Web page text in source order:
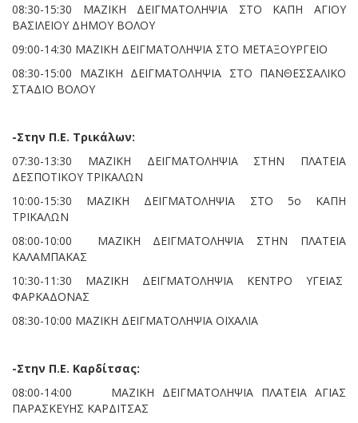
08:30-15:30 ΜΑΖΙΚΗ ΔΕΙΓΜΑΤΟΛΗΨΙΑ ΣΤΟ ΚΑΠΗ ΑΓΙΟΥ
ΒΑΣΙΛΕΙΟΥ ΔΗΜΟΥ ΒΟΛΟΥ
09:00-14:30 ΜΑΖΙΚΗ ΔΕΙΓΜΑΤΟΛΗΨΙΑ ΣΤΟ ΜΕΤΑΞΟΥΡΓΕΙΟ
08:30-15:00 ΜΑΖΙΚΗ ΔΕΙΓΜΑΤΟΛΗΨΙΑ ΣΤΟ ΠΑΝΘΕΣΣΑΛΙΚΟ
ΣΤΑΔΙΟ ΒΟΛΟΥ
-Στην Π.Ε. Τρικάλων:
07:30-13:30 ΜΑΖΙΚΗ ΔΕΙΓΜΑΤΟΛΗΨΙΑ ΣΤΗΝ ΠΛΑΤΕΙΑ
ΔΕΣΠΟΤΙΚΟΥ ΤΡΙΚΑΛΩΝ
10:00-15:30 ΜΑΖΙΚΗ ΔΕΙΓΜΑΤΟΛΗΨΙΑ ΣΤΟ 5ο ΚΑΠΗ
ΤΡΙΚΑΛΩΝ
08:00-10:00 ΜΑΖΙΚΗ ΔΕΙΓΜΑΤΟΛΗΨΙΑ ΣΤΗΝ ΠΛΑΤΕΙΑ
ΚΑΛΑΜΠΑΚΑΣ
10:30-11:30 ΜΑΖΙΚΗ ΔΕΙΓΜΑΤΟΛΗΨΙΑ ΚΕΝΤΡΟ ΥΓΕΙΑΣ
ΦΑΡΚΑΔΟΝΑΣ
08:30-10:00 ΜΑΖΙΚΗ ΔΕΙΓΜΑΤΟΛΗΨΙΑ ΟΙΧΑΛΙΑ
-Στην Π.Ε. Καρδίτσας:
08:00-14:00 ΜΑΖΙΚΗ ΔΕΙΓΜΑΤΟΛΗΨΙΑ ΠΛΑΤΕΙΑ ΑΓΙΑΣ
ΠΑΡΑΣΚΕΥΗΣ ΚΑΡΔΙΤΣΑΣ